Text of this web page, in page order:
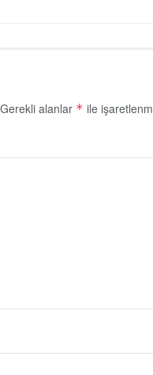
Gerekli alanlar * ile